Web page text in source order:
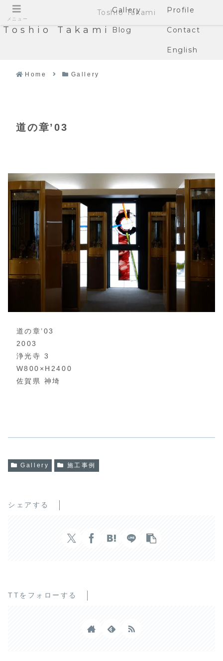
Toshio Takami
Gallery Profile
Blog Contact
English
Home Gallery
道の章’03
道の章’03
2003
浄光寺 3
W800×H2400
佐賀県 神埼
Gallery 施工事例
シェアする
TTをフォローする
メニュー
Toshio Takami